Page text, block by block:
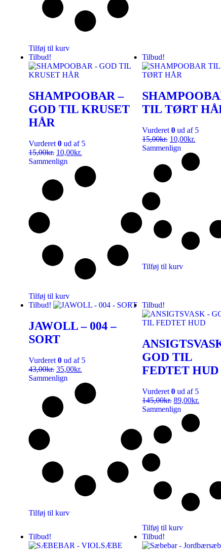
Tilføj til kurv
Tilbud!
SHAMPOOBAR –
GOD TIL KRUSET
HÅR
Vurderet 0 ud af 5
15,00kr. 10,00kr.
Sammenlign
Tilføj til kurv
Tilbud!
TIL TØRT
Vurderet 0 ud af 5
15,00kr. 10,00kr.
Sammenlign
Tilføj til kurv
Tilbud!
JAWOLL – 004 –
SORT
Vurderet 0 ud af 5
43,00kr. 35,00kr.
Sammenlign
Tilføj til kurv
Tilbud!
GOD TIL
FEDTET HUD
Vurderet 0 ud af 5
145,00kr. 89,00kr.
Sammenlign
Tilføj til kurv
Tilbud!
Tilbud!